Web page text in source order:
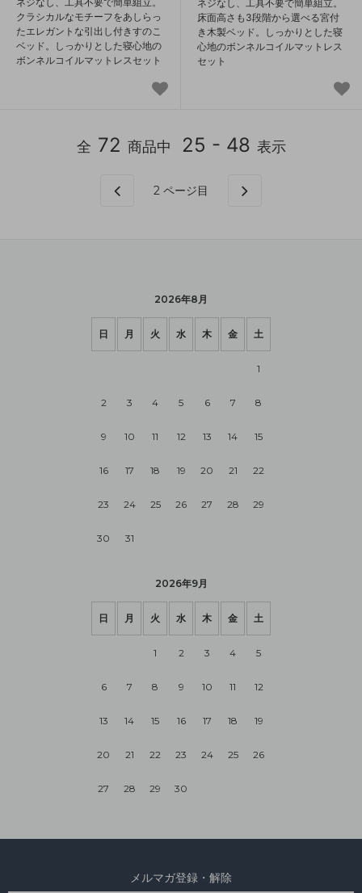
クラシカルなモチーフをあしらっ
たエレガントな引出し付きすのこ
ベッド。しっかりとした寝心地の
ボンネルコイルマットレスセット
ネジなし、工具不要で簡単組立。
床面高さも3段階から選べる宮付
き木製ベッド。しっかりとした寝
心地のボンネルコイルマットレス
セット
全 72 商品中 25 - 48 表示
2 ページ目
2026年8月
日 月 火 水 木 金 土
1
2 3 4 5 6 7 8
9 10 11 12 13 14 15
16 17 18 19 20 21 22
23 24 25 26 27 28 29
30 31
2026年9月
日 月 火 水 木 金 土
1 2 3 4 5
6 7 8 9 10 11 12
13 14 15 16 17 18 19
20 21 22 23 24 25 26
27 28 29 30
メルマガ登録・解除